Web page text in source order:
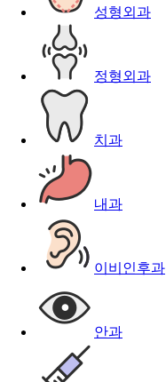
성형외과
정형외과
치과
내과
이비인후과
안과